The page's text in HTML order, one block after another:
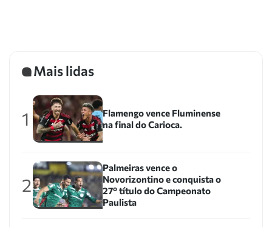
Mais lidas
1
Flamengo vence Fluminense
na final do Carioca.
2
Palmeiras vence o
Novorizontino e conquista o
27º título do Campeonato
Paulista